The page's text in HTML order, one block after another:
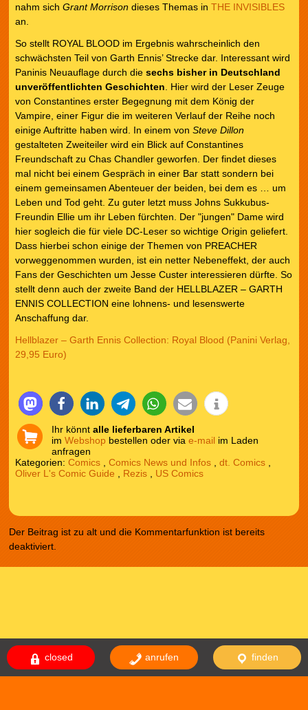
closed anrufen finden
nahm sich Grant Morrisondieses Themas in THE INVISIBLES
an.
So stellt ROYAL BLOOD im Ergebnis wahrscheinlich den
schwächsten Teil von Garth Ennis’ Strecke dar. Interessant wird
Paninis Neuauflage durch die sechs bisher in Deutschland
unveröffentlichten Geschichten . Hier wird der Leser Zeuge
von Constantines erster Begegnung mit dem König der
Vampire, einer Figur die im weiteren Verlauf der Reihe noch
einige Auftritte haben wird. In einem von Steve Dillon
gestalteten Zweiteiler wird ein Blick auf Constantines
Freundschaft zu Chas Chandler geworfen. Der findet dieses
mal nicht bei einem Gespräch in einer Bar statt sondern bei
einem gemeinsamen Abenteuer der beiden, bei dem es … um
Leben und Tod geht. Zu guter letzt muss Johns Sukkubus-
Freundin Ellie um ihr Leben fürchten. Der "jungen" Dame wird
hier sogleich die für viele DC-Leser so wichtige Origin geliefert.
Dass hierbei schon einige der Themen von PREACHER
vorweggenommen wurden, ist ein netter Nebeneffekt, der auch
Fans der Geschichten um Jesse Custer interessieren dürfte. So
stellt denn auch der zweite Band der HELLBLAZER – GARTH
ENNIS COLLECTION eine lohnens- und lesenswerte
Anschaffung dar.
Hellblazer – Garth Ennis Collection: Royal Blood (Panini Verlag,
29,95 Euro)
Ihr könnt alle lieferbaren Artikel
im Webshop bestellen oder via e-mail im Laden
anfragen
Kategorien: Comics, Comics News und Infos, dt. Comics,
Oliver L's Comic Guide
Rezis, US Comics
Der Beitrag ist zu alt und die Kommentarfunktion ist bereits
deaktiviert.
Impressum Datenschutzerklärung
Das Theme comicnew basiert auf dem Theme comicdealer welches
basiert auf fallseason. Design vonNodeThirtyThree
WordPress
Themes